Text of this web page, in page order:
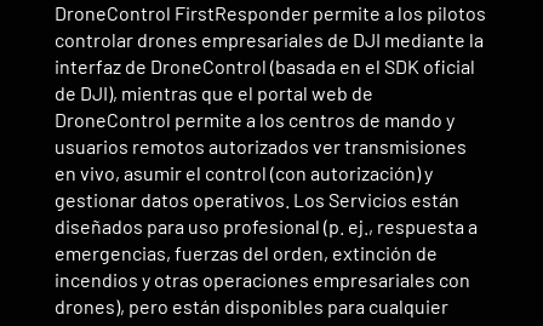
DroneControl FirstResponder permite a los pilotos
controlar drones empresariales de DJI mediante la
interfaz de DroneControl (basada en el SDK oficial
de DJI), mientras que el portal web de
DroneControl permite a los centros de mando y
usuarios remotos autorizados ver transmisiones
en vivo, asumir el control (con autorización) y
gestionar datos operativos. Los Servicios están
diseñados para uso profesional (p. ej., respuesta a
emergencias, fuerzas del orden, extinción de
incendios y otras operaciones empresariales con
drones), pero están disponibles para cualquier